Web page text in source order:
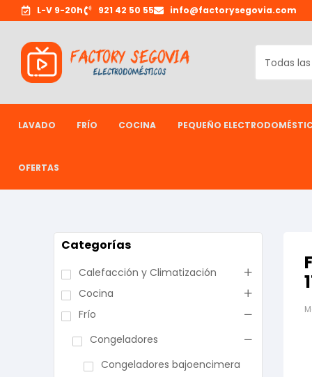
L-V 9-20h 921 42 50 55 info@factorysegovia.com
LAVADO FRÍO COCINA PEQUEÑO
OFERTAS
Categorías
Calefacción y Climatización
Cocina
Frío
Congeladores
Congeladores bajoencimera